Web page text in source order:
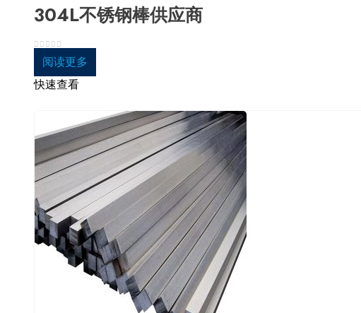
304L不锈钢棒供应商
5分
阅读更多
快速查看